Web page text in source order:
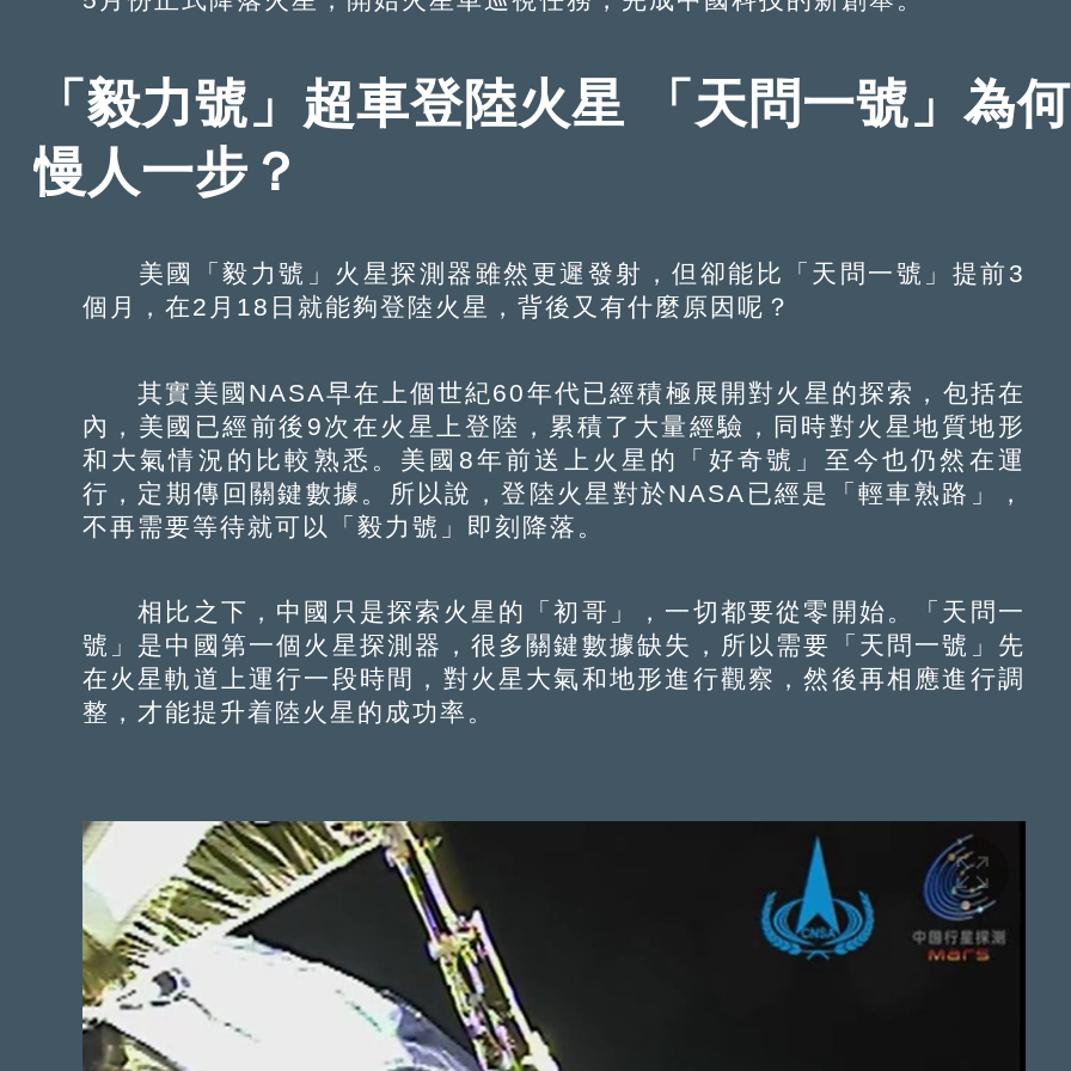
「毅力號」超車登陸火星 「天問一號」為何
慢人一步？
美國「毅力號」火星探測器雖然更遲發射，但卻能比「天問一號」提前3
個月，在2月18日就能夠登陸火星，背後又有什麼原因呢？
其實美國NASA早在上個世紀60年代已經積極展開對火星的探索，包括在
內，美國已經前後9次在火星上登陸，累積了大量經驗，同時對火星地質地形
和大氣情況的比較熟悉。美國8年前送上火星的「好奇號」至今也仍然在運
行，定期傳回關鍵數據。所以說，登陸火星對於NASA已經是「輕車熟路」，
不再需要等待就可以「毅力號」即刻降落。
相比之下，中國只是探索火星的「初哥」，一切都要從零開始。「天問一
號」是中國第一個火星探測器，很多關鍵數據缺失，所以需要「天問一號」先
在火星軌道上運行一段時間，對火星大氣和地形進行觀察，然後再相應進行調
整，才能提升着陸火星的成功率。